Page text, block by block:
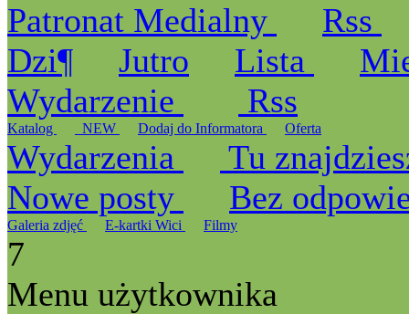
Patronat Medialny
Rss
Dzi¶
Jutro Lista
Wydarzenie
Rss
Katalog _NEW Dodaj do Informatora Oferta
Wydarzenia
Tu
Nowe posty
Bez
Galeria zdjęć E-kartki Wici Filmy
7
Menu użytkownika